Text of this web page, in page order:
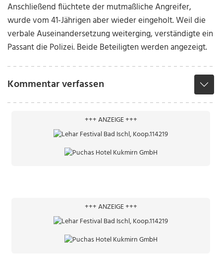
Anschließend flüchtete der mutmaßliche Angreifer,
wurde vom 41-Jährigen aber wieder eingeholt. Weil die
verbale Auseinandersetzung weiterging, verständigte ein
Passant die Polizei. Beide Beteiligten werden angezeigt.
Kommentar verfassen
+++ ANZEIGE +++
+++ ANZEIGE +++